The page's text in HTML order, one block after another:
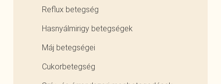
Reflux betegség
Hasnyálmirigy betegségek
Máj betegségei
Cukorbetegség